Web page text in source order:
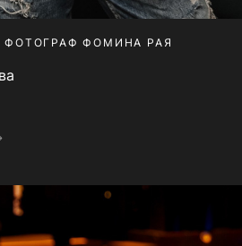
ФОТОГРАФ ФОМИНА РАЯ